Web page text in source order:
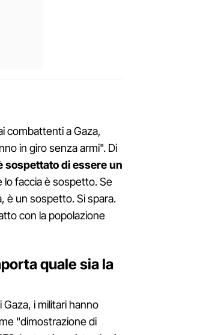
combattenti a Gaza,
in giro senza armi". Di
sospettato di essere un
lo faccia è sospetto. Se
è un sospetto. Si spara.
con la popolazione
quale sia la
i militari hanno
"dimostrazione di